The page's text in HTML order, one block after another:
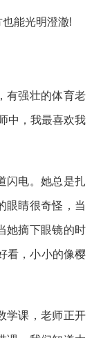
能光明澄澈!
有强壮的体育老
中，我最喜欢我
闪电。她总是扎
眼睛很奇怪，当
她摘下眼镜的时
看，小小的像樱
学课，老师正开